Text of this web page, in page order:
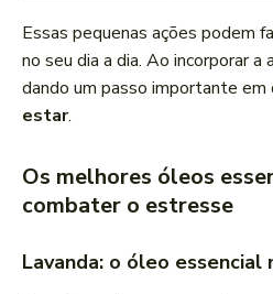
Essas pequenas ações podem
no seu dia a dia. Ao incorporar
dando um passo importante em
estar.
Os melhores óleos
combater o estresse
Lavanda: o óleo essencial